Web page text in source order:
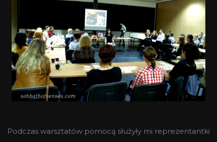
Podczas warsztatów pomocą służyły mi reprezentantki